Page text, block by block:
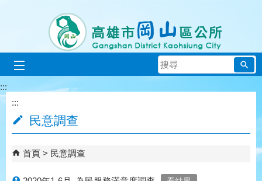
跳到主要內容區塊
搜
尋
:::
:::
民意調查
首頁 民意調查